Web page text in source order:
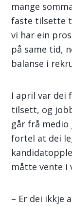
mange
faste tilsette
vi har ein
på same tid,
balanse i
I april var dei
tilsett, og
går frå
fortel at dei
måtte vente i
– Er dei ikkje